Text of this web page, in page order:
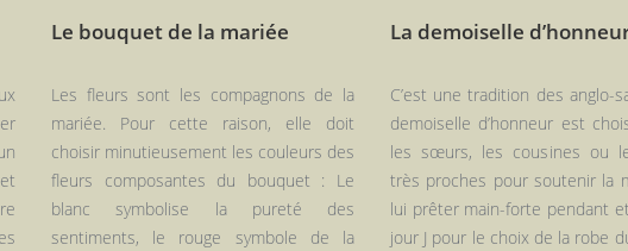
Le bouquet de la mariée
Les fleurs sont les compagnons de la
mariée. Pour cette raison, elle doit
choisir minutieusement les couleurs des
fleurs composantes du bouquet : Le
blanc symbolise la pureté des
sentiments, le rouge symbole de la
La demoiselle
C’est une tradition des anglo-
demoiselle d’honneur est
les sœurs, les cousines ou
très proches pour soutenir la
lui prêter main-forte pendant
jour J pour le choix de la robe